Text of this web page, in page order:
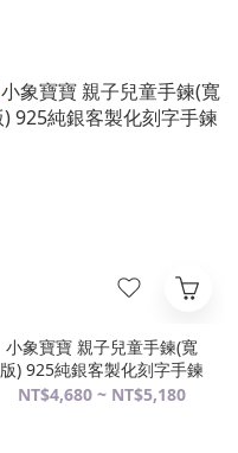
小象寶寶 親子兒童手鍊(寬
版) 925純銀客製化刻字手鍊
NT$4,680 ~ NT$5,180